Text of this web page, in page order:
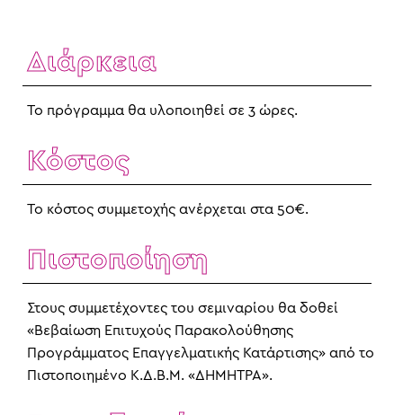
Διάρκεια
Το πρόγραμμα θα υλοποιηθεί σε 3 ώρες.
Κόστος
Το κόστος συμμετοχής ανέρχεται στα 50€.
Πιστοποίηση
Στους συμμετέχοντες του σεμιναρίου θα δοθεί
«Βεβαίωση Επιτυχούς Παρακολούθησης
Προγράμματος Επαγγελματικής Κατάρτισης» από το
Πιστοποιημένο Κ.Δ.Β.Μ. «ΔΗΜΗΤΡΑ».